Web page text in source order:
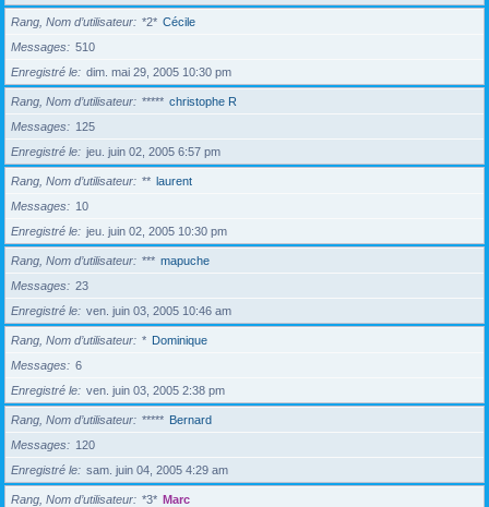
Rang, Nom d’utilisateur *2* Cécile
Messages
510
Enregistré le
dim. mai 29, 2005 10:30 pm
Rang, Nom d’utilisateur ***** christophe R
Messages
125
Enregistré le
jeu. juin 02, 2005 6:57 pm
Rang, Nom d’utilisateur ** laurent
Messages
10
Enregistré le
jeu. juin 02, 2005 10:30 pm
Rang, Nom d’utilisateur *** mapuche
Messages
23
Enregistré le
ven. juin 03, 2005 10:46 am
Rang, Nom d’utilisateur * Dominique
Messages
6
Enregistré le
ven. juin 03, 2005 2:38 pm
Rang, Nom d’utilisateur ***** Bernard
Messages
120
Enregistré le
sam. juin 04, 2005 4:29 am
Rang, Nom d’utilisateur *3* Marc